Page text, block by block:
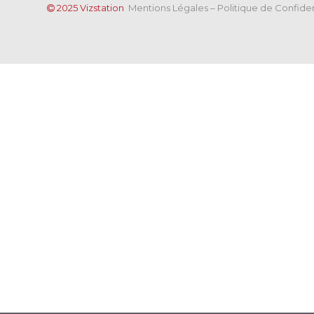
2025 Vizstation Mentions Légales– Politique de